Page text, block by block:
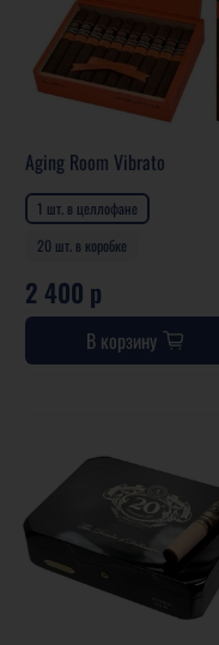
Aging Room Vibrato
1 шт. в целлофане
20 шт. в коробке
2 400 р
В корзину